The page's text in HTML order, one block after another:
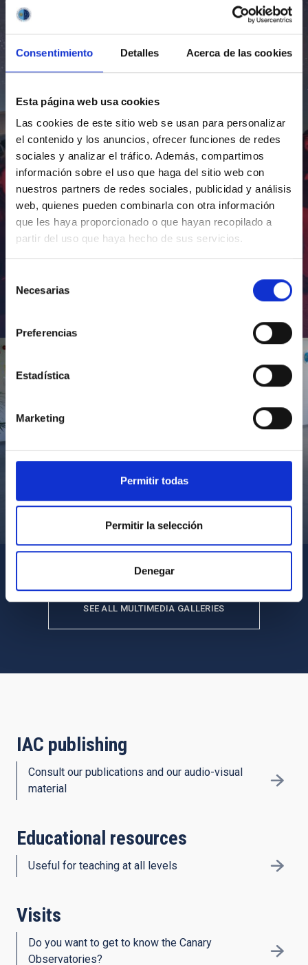
Consentimiento Detalles Acerca de las cookies
Esta página web usa cookies
Las cookies de este sitio web se usan para personalizar
el contenido y los anuncios, ofrecer funciones de redes
sociales y analizar el tráfico. Además, compartimos
información sobre el uso que haga del sitio web con
nuestros partners de redes sociales, publicidad y análisis
web, quienes pueden combinarla con otra información
que les haya proporcionado o que hayan recopilado a
partir del uso que haya hecho de sus servicios.
Necesarias
Preferencias
Estadística
Marketing
Permitir todas
Permitir la selección
Denegar
Visita del Presidente de Canarias al IACTEC
SEE ALL MULTIMEDIA GALLERIES
IAC publishing
Consult our publications and our audio-visual
material
Educational resources
Useful for teaching at all levels
Visits
Do you want to get to know the Canary
Observatories?